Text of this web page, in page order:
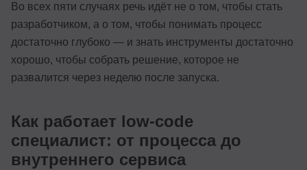
Во всех пяти случаях речь идёт не о том, чтобы стать
разработчиком, а о том, чтобы понимать процесс
достаточно глубоко — и знать инструменты достаточно
хорошо, чтобы собрать решение, которое не
развалится через неделю после запуска.
Как работает low-code
специалист: от процесса до
внутреннего сервиса